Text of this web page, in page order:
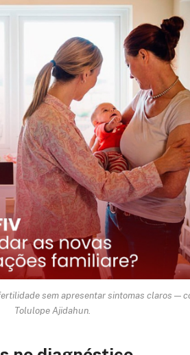
sem apresentar sintomas claros —
Tolulope Ajidahun.